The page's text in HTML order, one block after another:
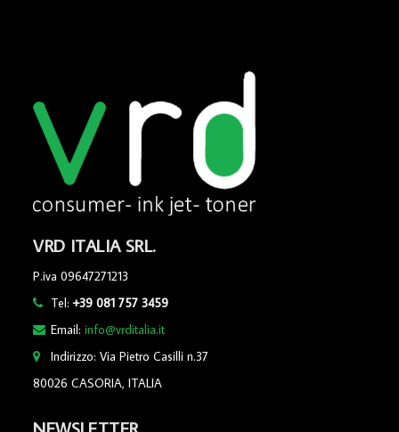
VRD ITALIA SRL.
P.iva 09647271213
Tel:+39 081 757 3459
Email:info@vrditalia.it
Indirizzo: Via Pietro Casilli n.37
80026 CASORIA, ITALIA
NEWSLETTER